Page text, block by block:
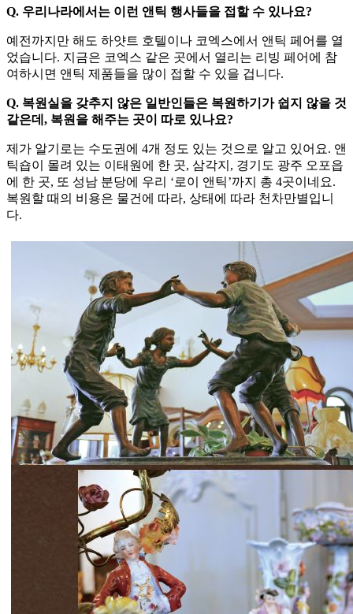
Q. 우리나라에서는 이런 앤틱 행사들을 접할 수 있나요?
예전까지만 해도 하얏트 호텔이나 코엑스에서 앤틱 페어를 열
었습니다. 지금은 코엑스 같은 곳에서 열리는 리빙 페어에 참
여하시면 앤틱 제품들을 많이 접할 수 있을 겁니다.
Q. 복원실을 갖추지 않은 일반인들은 복원하기가 쉽지 않을 것
같은데, 복원을 해주는 곳이 따로 있나요?
제가 알기로는 수도권에 4개 정도 있는 것으로 알고 있어요. 앤
틱숍이 몰려 있는 이태원에 한 곳, 삼각지, 경기도 광주 오포읍
에 한 곳, 또 성남 분당에 우리 ‘로이 앤틱’까지 총 4곳이네요.
복원할 때의 비용은 물건에 따라, 상태에 따라 천차만별입니
다.